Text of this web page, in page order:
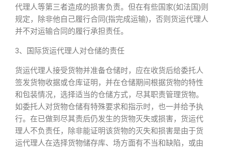
代理人等第三者造成的损害负责。但在有些国家(如法国)则
规定，除非他自己履行合同(指完成运输)，否则货运代理人
并不对运输合同的履行承担责任。
3、国际货运代理人对仓储的责任
货运代理人接受货物并准备仓储时，应在收货后给委托人
签发货物收据或仓库证明，并在仓储期间根据货物的特性
和包装情况，选择适当的仓储方式，尽其职责管理货物。
如委托人对货物仓储有特殊要求和指示时，也一并给予执
行。在已做到尽其责后仍发生的货物灭失或损害，货运代
理人不负责任，除非能证明该货物的灭失和损害是由于货
运代理人在选择货物储存库、场方面有不当和缺陷，或由